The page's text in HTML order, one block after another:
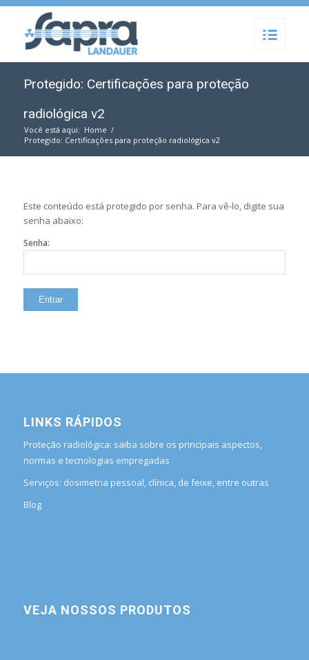
Protegido: Certificações para proteção
radiológica v2
Você está aqui: Home /
Protegido: Certificações para proteção radiológica v2
Este conteúdo está protegido por senha. Para vê-lo, digite sua
senha abaixo:
Senha:
LINKS RÁPIDOS
Proteção radiológica: saiba sobre os principais aspectos,
normas e tecnologias empregadas
Serviços: dosimetria pessoal, clínica, de feixe, entre outras
Blog
VEJA NOSSOS PRODUTOS